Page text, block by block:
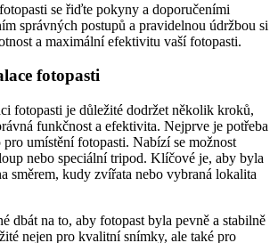
se řiďte pokyny a doporučeními
správných postupů a pravidelnou údržbou si
a maximální efektivitu vaší fotopasti.
fotopasti
fotopasti je důležité dodržet několik kroků,
funkčnost a efektivita. Nejprve je potřeba
umístění fotopasti. Nabízí se možnost
nebo speciální tripod. Klíčové je, aby byla
směrem, kudy zvířata nebo vybraná lokalita
dbát na to, aby fotopast byla pevně a stabilně
nejen pro kvalitní snímky, ale také pro